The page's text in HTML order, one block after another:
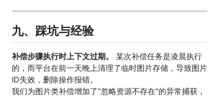
九、踩坑与经验
补偿步骤执行时上下文过期。
某次补偿任务是凌晨执行
的，而平台在前一天晚上清理了临时图片存储，导致图片
ID失效，删除操作报错。
我们为图片类补偿增加了“忽略资源不存在”的异常捕获，